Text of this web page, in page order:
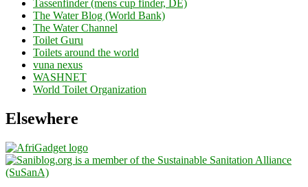
Tassenfinder (mens cup finder, DE)
The Water Blog (World Bank)
The Water Channel
Toilet Guru
Toilets around the world
vuna nexus
WASHNET
World Toilet Organization
Elsewhere